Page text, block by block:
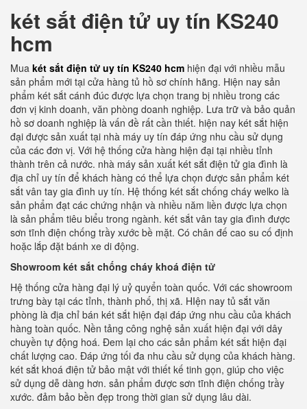
két sắt điện tử uy tín KS240
hcm
Mua két sắt điện tử uy tín KS240 hcm hiện đại với nhiều mẫu
sản phẩm mới tại cửa hàng tủ hồ sơ chính hãng. Hiện nay sản
phẩm két sắt cánh đúc được lựa chọn trang bị nhiều trong các
đơn vị kinh doanh, văn phòng doanh nghiệp. Lưa trữ và bảo quản
hồ sơ doanh nghiệp là vấn đề rất cần thiết. hiện nay két sắt hiện
đại được sản xuất tại nhà máy uy tín đáp ứng nhu cầu sử dụng
của các đơn vị. Với hệ thống cửa hàng hiện đại tại nhiều tỉnh
thành trên cả nước. nhà máy sản xuất két sắt điện tử gia đình là
địa chỉ uy tín để khách hàng có thể lựa chọn được sản phẩm két
sắt vân tay gia đình uy tín. Hệ thống két sắt chống cháy welko là
sản phẩm đạt các chứng nhận và nhiều năm liền được lựa chọn
là sản phẩm tiêu biểu trong ngành. két sắt vân tay gia đình được
sơn tĩnh điện chống trầy xước bề mặt. Có chân đế cao su cố định
hoặc lắp đặt bánh xe di động.
Showroom két sắt chống cháy khoá điện tử
Hệ thống cửa hàng đại lý uỷ quyển toàn quốc. Với các showroom
trưng bày tại các tỉnh, thành phố, thị xã. HIện nay tủ sắt văn
phòng là địa chỉ bán két sắt hiện đại đáp ứng nhu cầu của khách
hàng toàn quốc. Nền tảng công nghệ sản xuất hiện đại với dây
chuyền tự động hoá. Đem lại cho các sản phẩm két sắt hiện đại
chất lượng cao. Đáp ứng tối đa nhu cầu sử dụng của khách hàng.
két sắt khoá điện tử bảo mật với thiết kế tinh gọn, giúp cho việc
sử dụng dễ dàng hơn. sản phẩm được sơn tĩnh điện chống trầy
xước. đảm bảo bền đẹp trong thời gian sử dụng lâu dài.